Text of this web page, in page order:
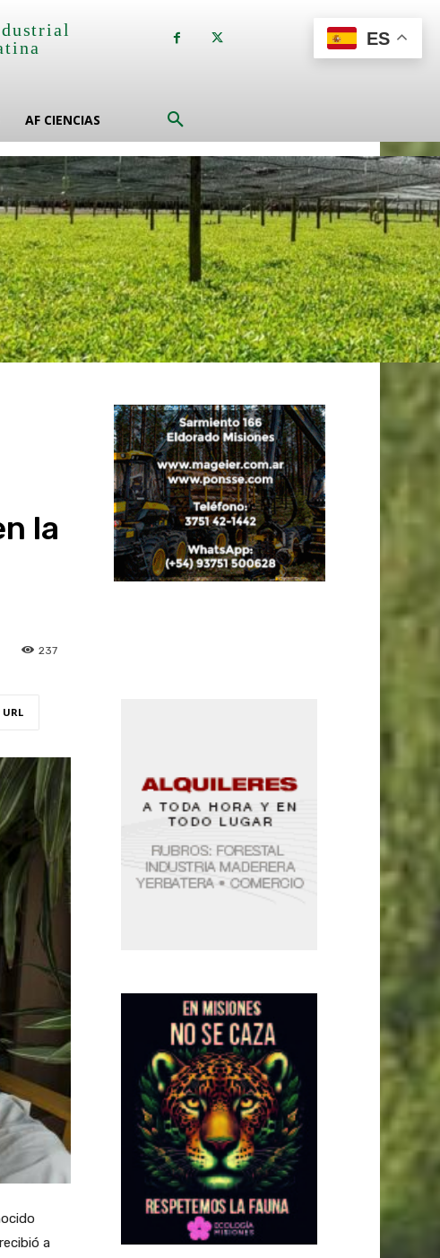
AF CIENCIAS
la
237
URL
a
ES